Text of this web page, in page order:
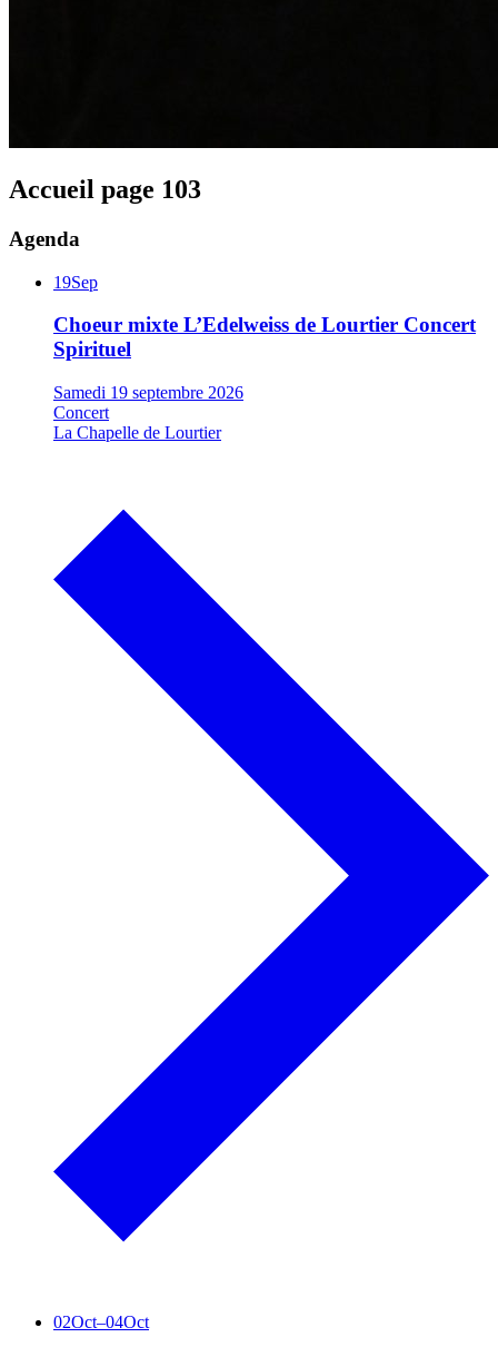
Accueil page 103
Agenda
19Sep
Choeur mixte L’Edelweiss de Lourtier Concert
Spirituel
Samedi 19 septembre 2026
Concert
La Chapelle de Lourtier
02Oct–04Oct